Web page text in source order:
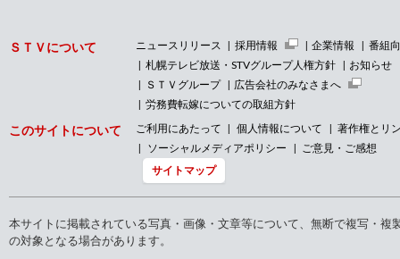
ＳＴＶについて ニュースリリース 採用情報 企業情報
番組
札幌テレビ放送・STVグループ人権方針
お知らせ
ＳＴＶグループ
広告会社のみなさまへ
労務費転嫁についての取組方針
このサイトについて ご利用にあたって 個人情報について
著作権とリ
ソーシャルメディアポリシー
ご意見・ご感想
サイトマップ
本サイトに掲載されている写真・画像・文章等について、無断で複写・
の対象となる場合があります。